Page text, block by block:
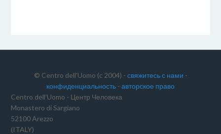
© Centro dell'Uomo (c 2004) - свяжитесь с нами -
конфиденциальность - авторское право
Centro dell’Uomo - Центр Человека
Monastero di Sargiano
52100 Arezzo
(ITALY)